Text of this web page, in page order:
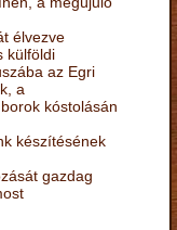
élvezve
külföldi
az Egri
a
kóstolásán
készítésének
gazdag